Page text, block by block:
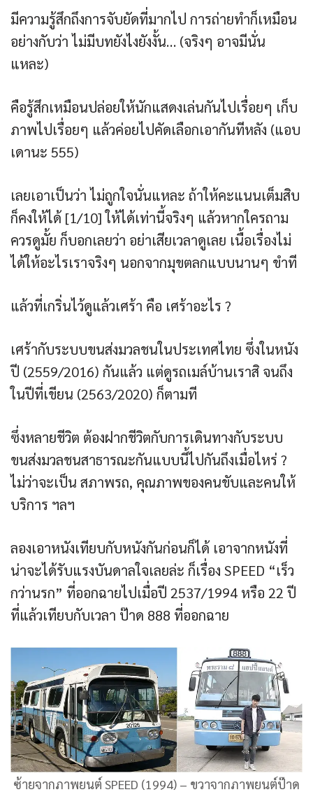
มีความรู้สึกถึงการจับยัดที่มากไป การถ่ายทำก็เหมือน
อย่างกับว่า ไม่มีบทยังไงยังงั้น… (จริงๆ อาจมีนั่น
แหละ)
คือรู้สึกเหมือนปล่อยให้นักแสดงเล่นกันไปเรื่อยๆ เก็บ
ภาพไปเรื่อยๆ แล้วค่อยไปคัดเลือกเอากันทีหลัง (แอบ
เดานะ 555)
เลยเอาเป็นว่า ไม่ถูกใจนั่นแหละ ถ้าให้คะแนนเต็มสิบ
ก็คงให้ได้ [1/10] ให้ได้เท่านี้จริงๆ แล้วหากใครถาม
ควรดูมั้ย ก็บอกเลยว่า อย่าเสียเวลาดูเลย เนื้อเรื่องไม่
ได้ให้อะไรเราจริงๆ นอกจากมุขตลกแบบนานๆ ขำที
แล้วที่เกริ่นไว้ดูแล้วเศร้า คือ เศร้าอะไร ?
เศร้ากับระบบขนส่งมวลชนในประเทศไทย ซึ่งในหนัง
ปี (2559/2016) กันแล้ว แต่ดูรถเมล์บ้านเราสิ จนถึง
ในปีที่เขียน (2563/2020) ก็ตามที
ซึ่งหลายชีวิต ต้องฝากชีวิตกับการเดินทางกับระบบ
ขนส่งมวลชนสาธารณะกันแบบนี้ไปกันถึงเมื่อไหร่ ?
ไม่ว่าจะเป็น สภาพรถ, คุณภาพของคนขับและคนให้
บริการ ฯลฯ
ลองเอาหนังเทียบกับหนังกันก่อนก็ได้ เอาจากหนังที่
น่าจะได้รับแรงบันดาลใจเลยล่ะ ก็เรื่อง SPEED “เร็ว
กว่านรก” ที่ออกฉายไปเมื่อปี 2537/1994 หรือ 22 ปี
ที่แล้วเทียบกับเวลา ป๊าด 888 ที่ออกฉาย
ซ้ายจากภาพยนต์ SPEED (1994) – ขวาจากภาพยนต์ป๊าด